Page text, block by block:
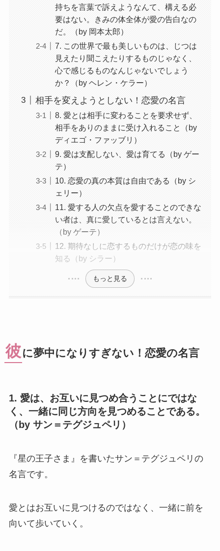
持ちを言葉で訴えようなんて、構える必
要はない。きみの体全体が愛の告白なの
だ。（by 岡本太郎）
7. この世界で最も美しいものは、じつは
見えたり聞こえたりするものじゃなく、
心で感じるものなんじゃないでしょう
か？（by ヘレン・ケラー）
相手を変えようとしない！恋愛の名言
8. 愛とは相手に変わることを要求せず、
相手をありのままに受け入れること（by
ディエゴ・ファッブリ）
9. 愛は支配しない、愛は育てる（by ゲー
テ）
10. 恋愛の真の本質は自由である（by シ
ェリー）
11. 愛する人の欠点を愛することのできな
い者は、真に愛しているとは言えない。
（by ゲーテ）
12. 期待なしに恋するものだけが恋の味を
知る（by シラー）
もっと見る
彼に夢中になりすぎない！恋愛の名言
1. 愛は、お互いに見つめ合うことにではな
く、一緒に同じ方向を見つめることである。
（by サン＝テグジュペリ）
『星の王子さま』を書いたサン＝テグジュペリの
名言です。
愛とはお互いに見つけるのではなく、一緒に前を
向いて歩いていく。